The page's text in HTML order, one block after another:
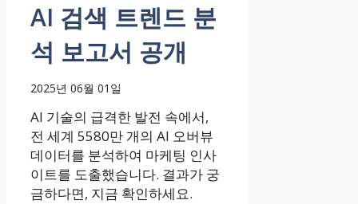
AI 검색 트렌드 분
석 보고서 공개
2025년 06월 01일
AI 기술의 급격한 발전 속에서,
전 세계 5580만 개의 AI 오버뷰
데이터를 분석하여 마케팅 인사
이트를 도출했습니다. 결과가 궁
금하다면, 지금 확인하세요.